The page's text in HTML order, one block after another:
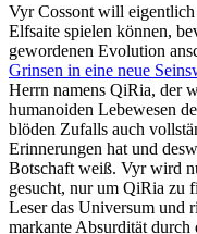
Vyr Cossont will eigentlich
Elfsaite spielen können,
gewordenen Evolution
Grinsen in eine neue
Herrn namens QiRia, der
humanoiden Lebewesen
blöden Zufalls auch
Erinnerungen hat und
Botschaft weiß. Vyr wird
gesucht, nur um QiRia zu
Leser das Universum und
markante Absurdität durch